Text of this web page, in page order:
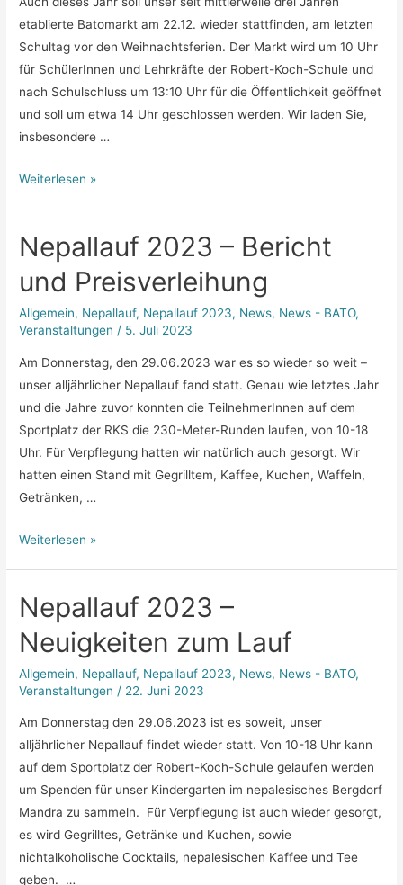
etablierte Batomarkt am 22.12. wieder stattfinden, am letzten
Schultag vor den Weihnachtsferien. Der Markt wird um 10 Uhr
für SchülerInnen und Lehrkräfte der Robert-Koch-Schule und
nach Schulschluss um 13:10 Uhr für die Öffentlichkeit geöffnet
und soll um etwa 14 Uhr geschlossen werden. Wir laden Sie,
insbesondere …
Ankündigung
Weiterlesen »
Nepallauf 2023 – Bericht
und Preisverleihung
Allgemein, Nepallauf, Nepallauf 2023, News, News - BATO,
Veranstaltungen / 5. Juli 2023
Am Donnerstag, den 29.06.2023 war es so wieder so weit –
unser alljährlicher Nepallauf fand statt. Genau wie letztes Jahr
und die Jahre zuvor konnten die TeilnehmerInnen auf dem
Sportplatz der RKS die 230-Meter-Runden laufen, von 10-18
Uhr. Für Verpflegung hatten wir natürlich auch gesorgt. Wir
hatten einen Stand mit Gegrilltem, Kaffee, Kuchen, Waffeln,
Getränken, …
Nepallauf
Bericht
Preisverleihung
Weiterlesen »
Nepallauf 2023 –
Neuigkeiten zum Lauf
Allgemein, Nepallauf, Nepallauf 2023, News, News - BATO,
Veranstaltungen / 22. Juni 2023
Am Donnerstag den 29.06.2023 ist es soweit, unser
alljährlicher Nepallauf findet wieder statt. Von 10-18 Uhr kann
auf dem Sportplatz der Robert-Koch-Schule gelaufen werden
um Spenden für unser Kindergarten im nepalesisches Bergdorf
Mandra zu sammeln. Für Verpflegung ist auch wieder gesorgt,
es wird Gegrilltes, Getränke und Kuchen, sowie
nichtalkoholische Cocktails, nepalesischen Kaffee und Tee
geben. …